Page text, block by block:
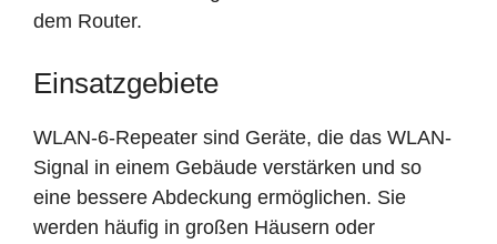
dem Router.
Einsatzgebiete
WLAN-6-Repeater sind Geräte, die das WLAN-
Signal in einem Gebäude verstärken und so
eine bessere Abdeckung ermöglichen. Sie
werden häufig in großen Häusern oder